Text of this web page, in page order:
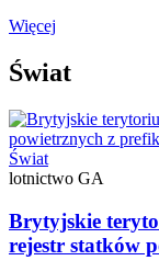
Więcej
Świat
Świat
lotnictwo GA
Brytyjskie
rejestr statków